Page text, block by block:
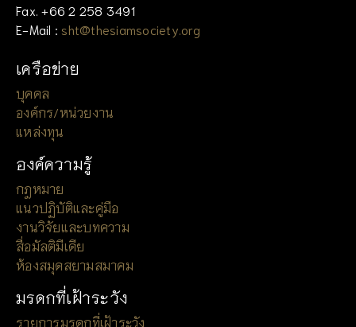
Fax. +66 2 258 3491
E-Mail : sht@thesiamsociety.org
เครือข่าย
บุคคล
องค์กร/หน่วยงาน
แหล่งทุน
องค์ความรู้
กฎหมาย
แนวปฏิบัติและคู่มือ
งานวิจัยและบทความ
สื่อมัลติมีเดีย
ห้องสมุดสยามสมาคม
มรดกที่เฝ้าระวัง
รายการมรดกที่เฝ้าระวัง